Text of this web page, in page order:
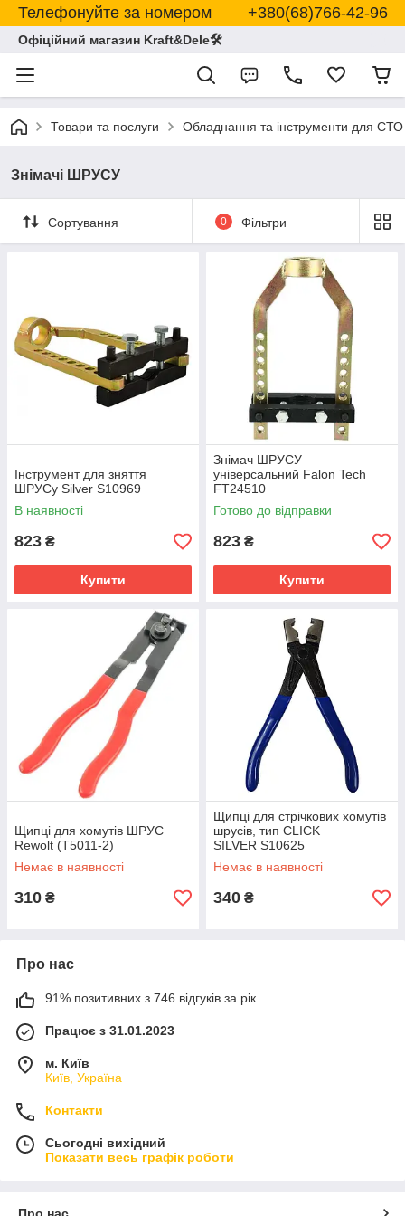
Телефонуйте за номером +380(68)766-42-96
Офіційний магазин Kraft&Dele🛠
Товари та послуги Обладнання та інструменти для СТО
Знімачі ШРУСУ
Сортування 0 Фільтри
Інструмент для зняття
ШРУСу Silver S10969
В наявності
823 ₴
Купити
Знімач ШРУСУ
універсальний Falon Tech
FT24510
Готово до відправки
823 ₴
Купити
Щипці для хомутів ШРУС
Rewolt (T5011-2)
Немає в наявності
310 ₴
Щипці для стрічкових хомутів
шрусів, тип CLICK
SILVER S10625
Немає в наявності
340 ₴
Про нас
91% позитивних з 746 відгуків за рік
Працює з 31.01.2023
м. Київ
Київ, Україна
Контакти
Сьогодні вихідний
Показати весь графік роботи